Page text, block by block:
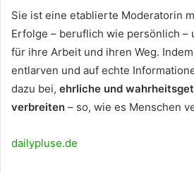
Sie ist eine etablierte Moderatorin
Erfolge – beruflich wie persönlich –
für ihre Arbeit und ihren Weg.
entlarven und auf echte
dazu bei, ehrliche und
verbreiten – so, wie es Menschen
dailypluse.de